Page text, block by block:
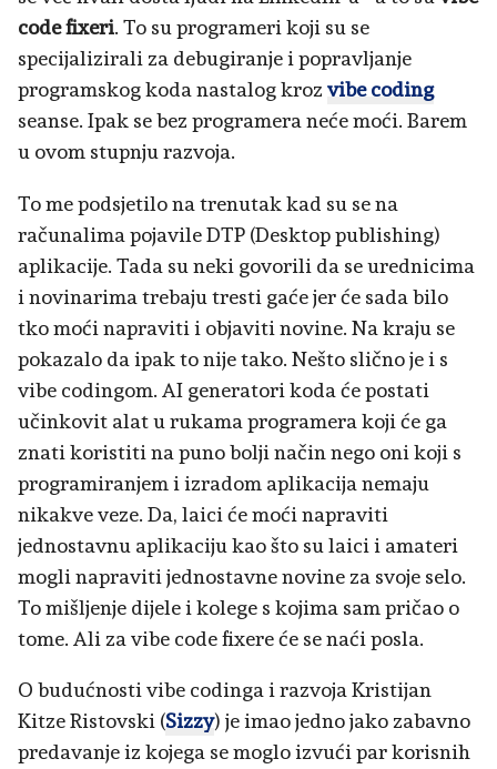
code fixeri. To su programeri koji su se
specijalizirali za debugiranje i popravljanje
programskog koda nastalog kroz vibe coding
seanse. Ipak se bez programera neće moći. Barem
u ovom stupnju razvoja.
To me podsjetilo na trenutak kad su se na
računalima pojavile DTP (Desktop publishing)
aplikacije. Tada su neki govorili da se urednicima
i novinarima trebaju tresti gaće jer će sada bilo
tko moći napraviti i objaviti novine. Na kraju se
pokazalo da ipak to nije tako. Nešto slično je i s
vibe codingom. AI generatori koda će postati
učinkovit alat u rukama programera koji će ga
znati koristiti na puno bolji način nego oni koji s
programiranjem i izradom aplikacija nemaju
nikakve veze. Da, laici će moći napraviti
jednostavnu aplikaciju kao što su laici i amateri
mogli napraviti jednostavne novine za svoje selo.
To mišljenje dijele i kolege s kojima sam pričao o
tome. Ali za vibe code fixere će se naći posla.
O budućnosti vibe codinga i razvoja Kristijan
Kitze Ristovski (Sizzy) je imao jedno jako zabavno
predavanje iz kojega se moglo izvući par korisnih